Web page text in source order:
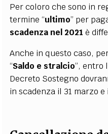
Per coloro che sono in
termine “ultimo” per
scadenza nel 2021 è
Anche in questo caso,
“Saldo e stralcio”, entro
Decreto Sostegno
in scadenza il 31 marzo e